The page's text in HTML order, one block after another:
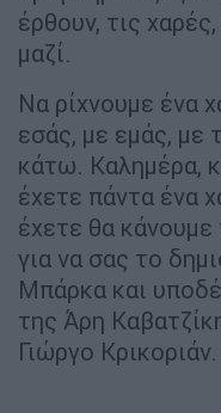
έρθουν, τις
μαζί.
Να ρίχνουμε ένα
εσάς, με εμάς, με
κάτω. Καλημέρα,
έχετε πάντα ένα
έχετε θα
για να σας το
Μπάρκα και
της Άρη
Γιώργο Κρικοριάν.